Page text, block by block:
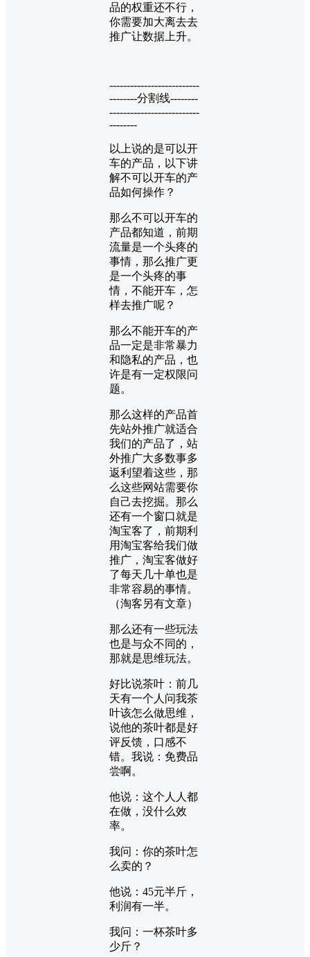
品的权重还不行，
你需要加大离去去
推广让数据上升。
--------------------------
--------分割线--------
--------------------------
--------
以上说的是可以开
车的产品，以下讲
解不可以开车的产
品如何操作？
那么不可以开车的
产品都知道，前期
流量是一个头疼的
事情，那么推广更
是一个头疼的事
情，不能开车，怎
样去推广呢？
那么不能开车的产
品一定是非常暴力
和隐私的产品，也
许是有一定权限问
题。
那么这样的产品首
先站外推广就适合
我们的产品了，站
外推广大多数事多
返利望着这些，那
么这些网站需要你
自己去挖掘。那么
还有一个窗口就是
淘宝客了，前期利
用淘宝客给我们做
推广，淘宝客做好
了每天几十单也是
非常容易的事情。
（淘客另有文章）
那么还有一些玩法
也是与众不同的，
那就是思维玩法。
好比说茶叶：前几
天有一个人问我茶
叶该怎么做思维，
说他的茶叶都是好
评反馈，口感不
错。我说：免费品
尝啊。
他说：这个人人都
在做，没什么效
率。
我问：你的茶叶怎
么卖的？
他说：45元半斤，
利润有一半。
我问：一杯茶叶多
少斤？